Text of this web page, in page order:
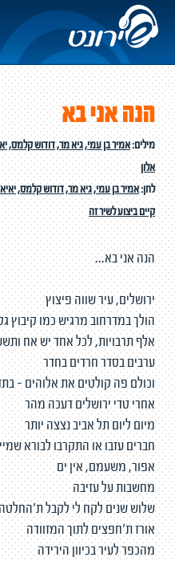
הנה אני בא
מילים:אמיר בן עמי,גיא מר,דודוש קלמס,
אלון
לחן:אמיר בן עמי,גיא מר,דודוש קלמס,
קיים ביצוע לשיר זה
הנה אני בא...
ירושלים, עיר שווה פיצוץ
הולך במדרחוב מרגיש כמו קיבוץ
אלף תרבויות, לכל אחד יש אח
ערבים בסדר חרדים בחדר
וכולם פה קולטים את אלוהים -
אחרי טדי ירושלים דעכה מהר
מיום ליום תל אביב נצצה יותר
חברים עזבו או התקרבו לבורא
אפור, משעמם, אין ים
מחשבות על עזיבה
שלוש שנים לקח לי לקבל ת'החלטה
אורז ת'חפצים לתוך המזוודה
מהכפר לעיר בכיוון הירידה